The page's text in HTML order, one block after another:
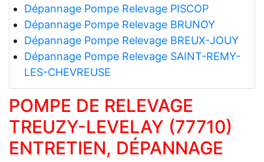
Dépannage Pompe Relevage PISCOP
Dépannage Pompe Relevage BRUNOY
Dépannage Pompe Relevage BREUX-JOUY
Dépannage Pompe Relevage SAINT-REMY-
LES-CHEVREUSE
POMPE DE RELEVAGE
TREUZY-LEVELAY (77710)
ENTRETIEN, DÉPANNAGE